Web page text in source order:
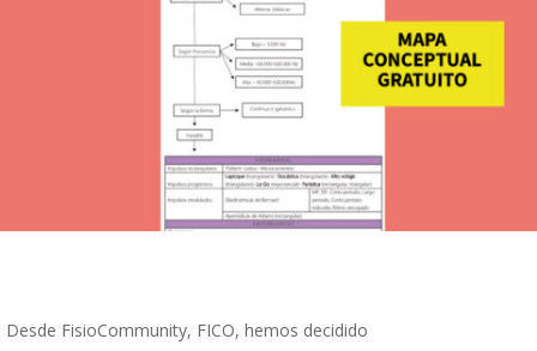
Desde FisioCommunity, FICO, hemos decidido